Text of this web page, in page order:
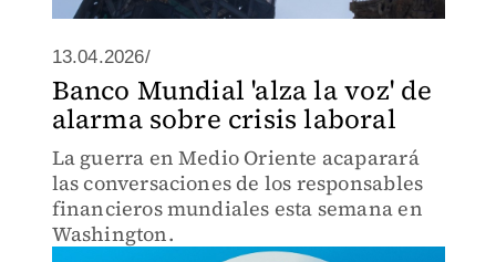
13.04.2026/
Banco Mundial 'alza la voz' de
alarma sobre crisis laboral
La guerra en Medio Oriente acaparará
las conversaciones de los responsables
financieros mundiales esta semana en
Washington.